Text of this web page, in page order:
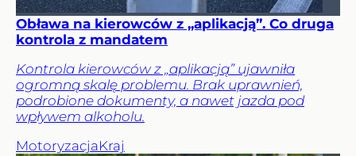
Obława na kierowców z „aplikacją”. Co druga
kontrola z mandatem
Kontrola kierowców z „aplikacją” ujawniła
ogromną skalę problemu. Brak uprawnień,
podrobione dokumenty, a nawet jazda pod
wpływem alkoholu.
MotoryzacjaKraj